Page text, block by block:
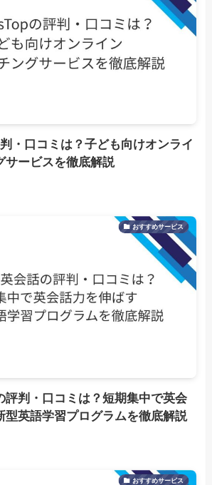
・口コミは？子ども向けオンライ
サービスを徹底解説
おすすめサービス
評判・口コミは？短期集中で英会
型英語学習プログラムを徹底解説
おすすめサービス